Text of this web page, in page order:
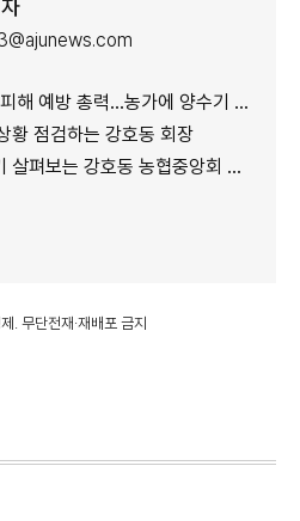
예방 총력…농가에 양수기 지원
황 점검하는 강호동 회장
펴보는 강호동 농협중앙회 회장
. 무단전재·재배포 금지